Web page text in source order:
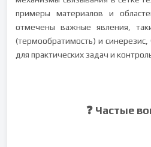
примеры материалов и
отмечены важные явления,
(термообратимость) и синерезис,
для практических задач и
❓ Частые